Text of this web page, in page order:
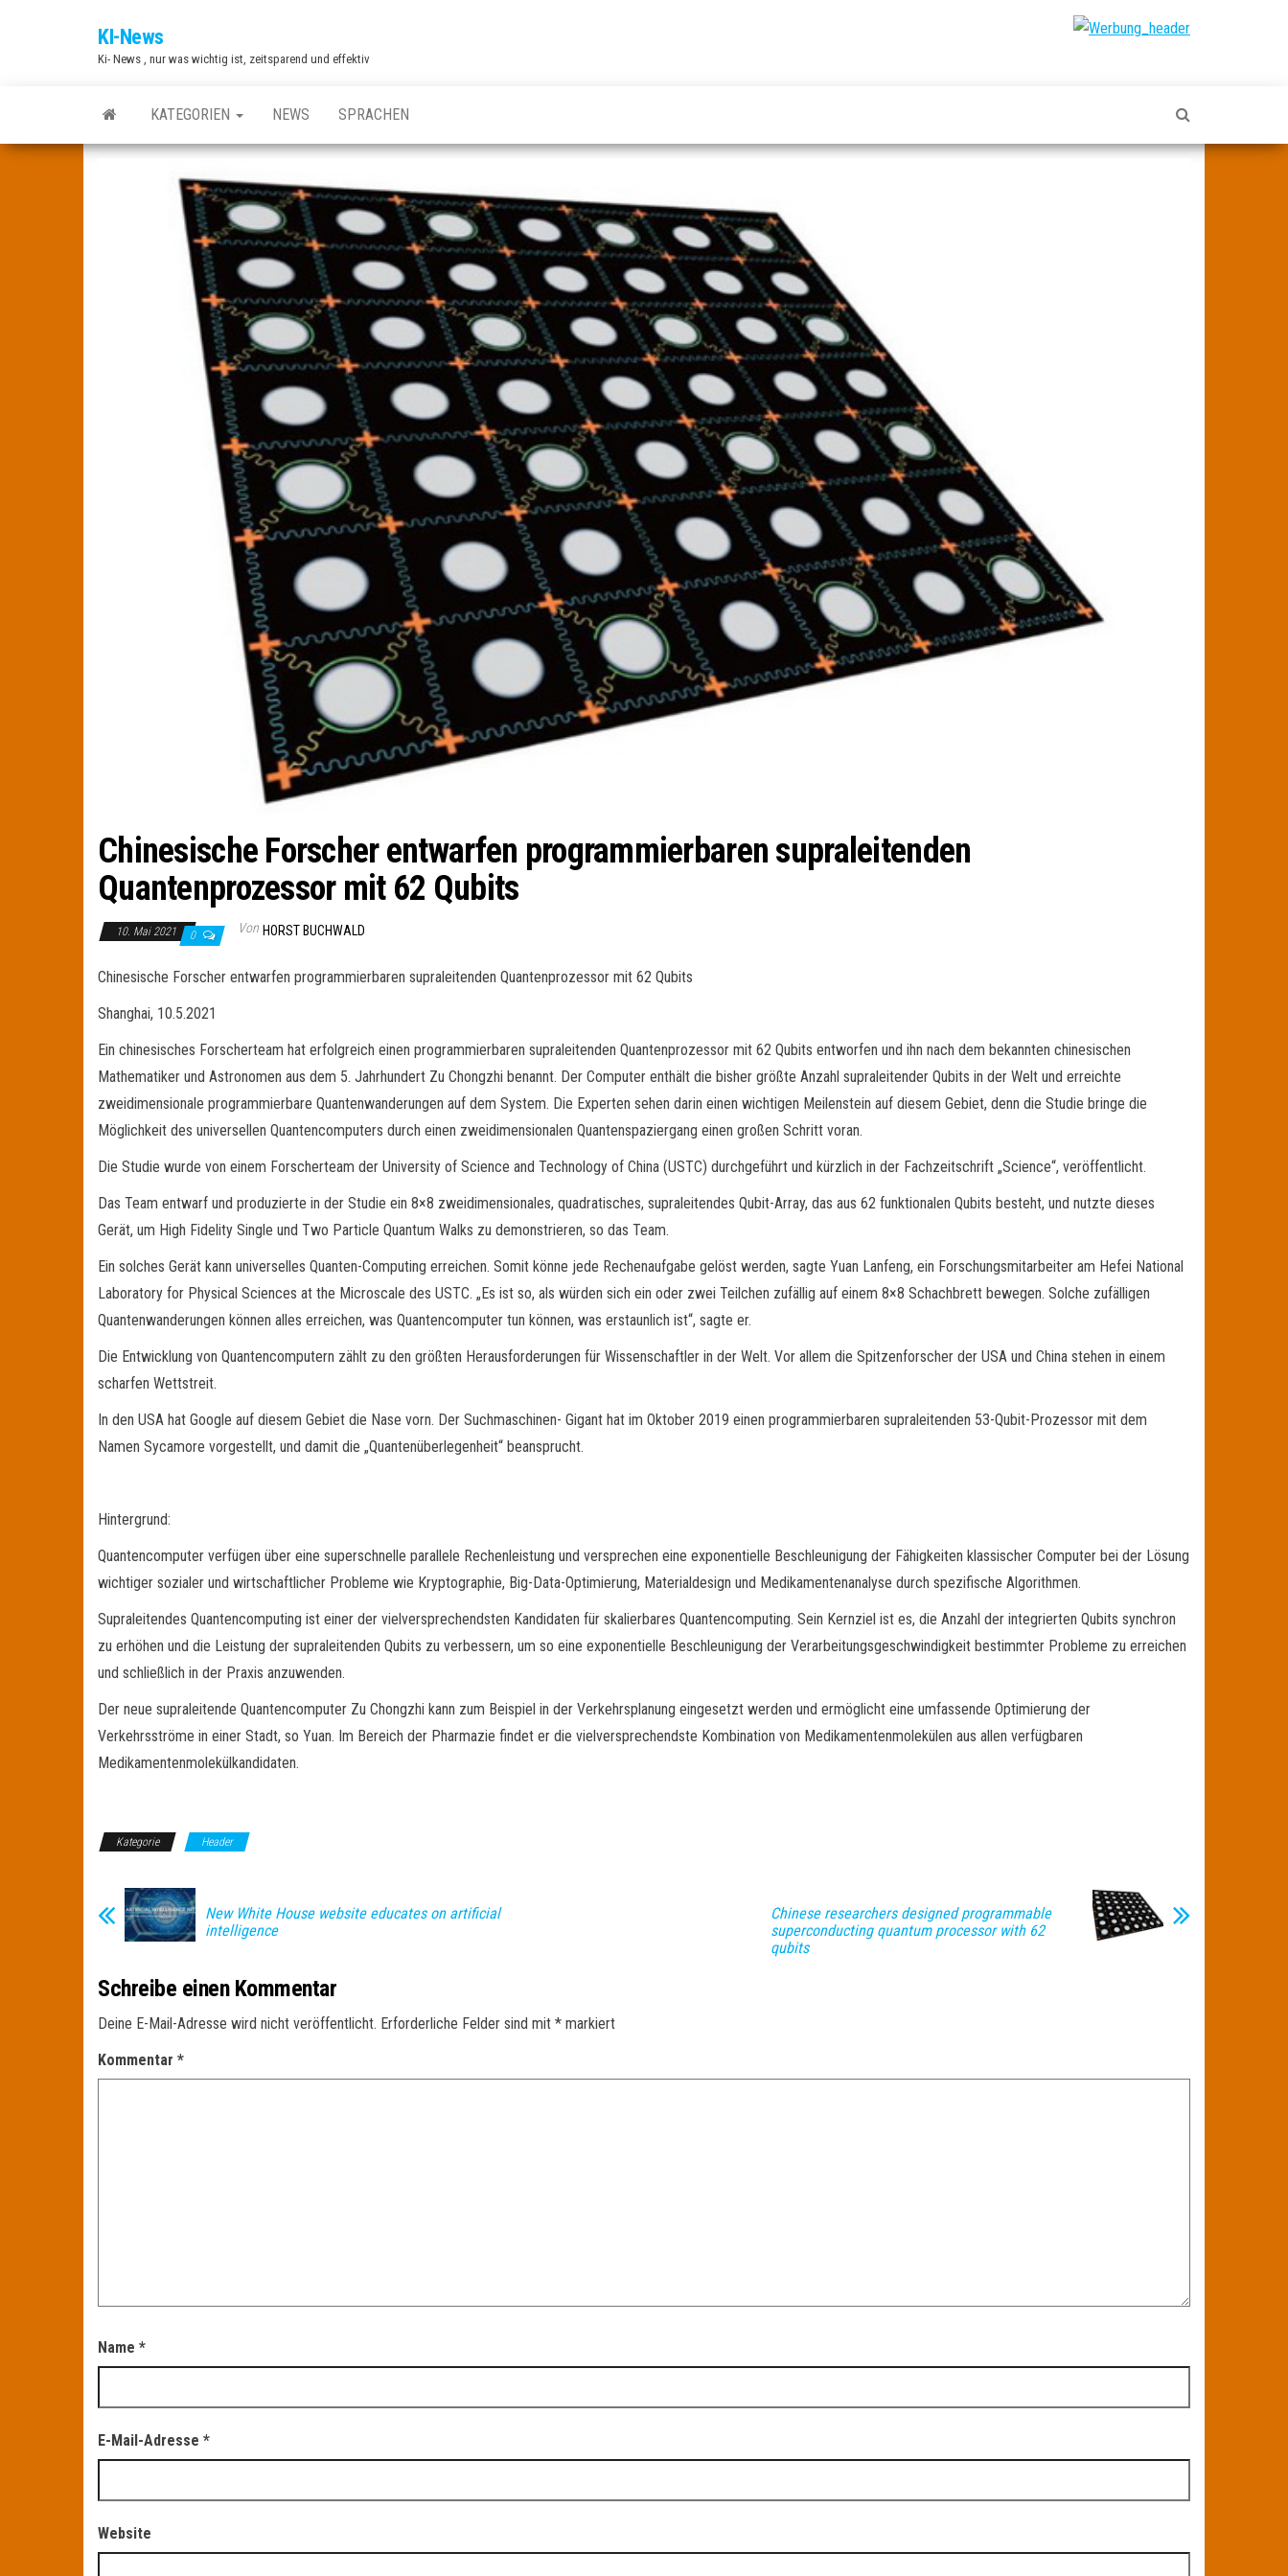
KI-News
Ki- News , nur was wichtig ist, zeitsparend und effektiv
KATEGORIEN NEWS SPRACHEN
Chinesische Forscher entwarfen programmierbaren supraleitenden
Quantenprozessor mit 62 Qubits
10. Mai 2021 0 Von HORST BUCHWALD
Chinesische Forscher entwarfen programmierbaren supraleitenden Quantenprozessor mit 62 Qubits
Shanghai, 10.5.2021
Ein chinesisches Forscherteam hat erfolgreich einen programmierbaren supraleitenden Quantenprozessor mit 62 Qubits entworfen und ihn nach dem bekannten chinesischen
Mathematiker und Astronomen aus dem 5. Jahrhundert Zu Chongzhi benannt. Der Computer enthält die bisher größte Anzahl supraleitender Qubits in der Welt und erreichte
zweidimensionale programmierbare Quantenwanderungen auf dem System. Die Experten sehen darin einen wichtigen Meilenstein auf diesem Gebiet, denn die Studie bringe die
Möglichkeit des universellen Quantencomputers durch einen zweidimensionalen Quantenspaziergang einen großen Schritt voran.
Die Studie wurde von einem Forscherteam der University of Science and Technology of China (USTC) durchgeführt und kürzlich in der Fachzeitschrift „Science“, veröffentlicht.
Das Team entwarf und produzierte in der Studie ein 8×8 zweidimensionales, quadratisches, supraleitendes Qubit-Array, das aus 62 funktionalen Qubits besteht, und nutzte dieses
Gerät, um High Fidelity Single und Two Particle Quantum Walks zu demonstrieren, so das Team.
Ein solches Gerät kann universelles Quanten-Computing erreichen. Somit könne jede Rechenaufgabe gelöst werden, sagte Yuan Lanfeng, ein Forschungsmitarbeiter am Hefei National
Laboratory for Physical Sciences at the Microscale des USTC. „Es ist so, als würden sich ein oder zwei Teilchen zufällig auf einem 8×8 Schachbrett bewegen. Solche zufälligen
Quantenwanderungen können alles erreichen, was Quantencomputer tun können, was erstaunlich ist“, sagte er.
Die Entwicklung von Quantencomputern zählt zu den größten Herausforderungen für Wissenschaftler in der Welt. Vor allem die Spitzenforscher der USA und China stehen in einem
scharfen Wettstreit.
In den USA hat Google auf diesem Gebiet die Nase vorn. Der Suchmaschinen- Gigant hat im Oktober 2019 einen programmierbaren supraleitenden 53-Qubit-Prozessor mit dem
Namen Sycamore vorgestellt, und damit die „Quantenüberlegenheit“ beansprucht.
Hintergrund:
Quantencomputer verfügen über eine superschnelle parallele Rechenleistung und versprechen eine exponentielle Beschleunigung der Fähigkeiten klassischer Computer bei der Lösung
wichtiger sozialer und wirtschaftlicher Probleme wie Kryptographie, Big-Data-Optimierung, Materialdesign und Medikamentenanalyse durch spezifische Algorithmen.
Supraleitendes Quantencomputing ist einer der vielversprechendsten Kandidaten für skalierbares Quantencomputing. Sein Kernziel ist es, die Anzahl der integrierten Qubits synchron
zu erhöhen und die Leistung der supraleitenden Qubits zu verbessern, um so eine exponentielle Beschleunigung der Verarbeitungsgeschwindigkeit bestimmter Probleme zu erreichen
und schließlich in der Praxis anzuwenden.
Der neue supraleitende Quantencomputer Zu Chongzhi kann zum Beispiel in der Verkehrsplanung eingesetzt werden und ermöglicht eine umfassende Optimierung der
Verkehrsströme in einer Stadt, so Yuan. Im Bereich der Pharmazie findet er die vielversprechendste Kombination von Medikamentenmolekülen aus allen verfügbaren
Medikamentenmolekülkandidaten.
Kategorie Header
New White House website educates on artificial
intelligence
Chinese researchers designed programmable
superconducting quantum processor with 62
qubits
Schreibe einen Kommentar
Deine E-Mail-Adresse wird nicht veröffentlicht. Erforderliche Felder sind mit * markiert
Kommentar *
Name *
E-Mail-Adresse *
Website